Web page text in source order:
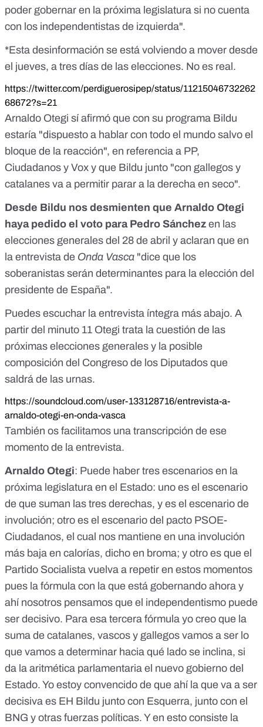
poder gobernar en la próxima legislatura si no cuenta
con los independentistas de izquierda".
*Esta desinformación se está volviendo a mover desde
el jueves, a tres días de las elecciones. No es real.
https://twitter.com/perdiguerosipep/status/11215046732262
68672?s=21
Arnaldo Otegi sí afirmó que con su programa Bildu
estaría "dispuesto a hablar con todo el mundo salvo el
bloque de la reacción", en referencia a PP,
Ciudadanos y Vox y que Bildu junto "con gallegos y
catalanes va a permitir parar a la derecha en seco".
Desde Bildu nos desmienten que Arnaldo Otegi
haya pedido el voto para Pedro Sánchez en las
elecciones generales del 28 de abril y aclaran que en
la entrevista de Onda Vasca "dice que los
soberanistas serán determinantes para la elección del
presidente de España".
Puedes escuchar la entrevista íntegra más abajo. A
partir del minuto 11 Otegi trata la cuestión de las
próximas elecciones generales y la posible
composición del Congreso de los Diputados que
saldrá de las urnas.
https://soundcloud.com/user-133128716/entrevista-a-
arnaldo-otegi-en-onda-vasca
También os facilitamos una transcripción de ese
momento de la entrevista.
Arnaldo Otegi: Puede haber tres escenarios en la
próxima legislatura en el Estado: uno es el escenario
de que suman las tres derechas, y es el escenario de
involución; otro es el escenario del pacto PSOE-
Ciudadanos, el cual nos mantiene en una involución
más baja en calorías, dicho en broma; y otro es que el
Partido Socialista vuelva a repetir en estos momentos
pues la fórmula con la que está gobernando ahora y
ahí nosotros pensamos que el independentismo puede
ser decisivo. Para esa tercera fórmula yo creo que la
suma de catalanes, vascos y gallegos vamos a ser lo
que vamos a determinar hacia qué lado se inclina, si
da la aritmética parlamentaria el nuevo gobierno del
Estado. Yo estoy convencido de que ahí la que va a ser
decisiva es EH Bildu junto con Esquerra, junto con el
BNG y otras fuerzas políticas. Y en esto consiste la